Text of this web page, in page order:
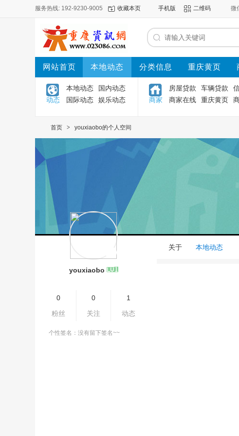
服务热线: 192-9230-9005 收藏本页 手机版 二维码 微
网站首页 本地动态 分类信息 重庆黄页
动态
本地动态
国内动态
国际动态
娱乐动态 商家
房屋贷款 车辆贷款
商家在线
重庆黄页
首页 > youxiaobo的个人空间
youxiaobo
0
粉丝
0
关注
1
动态
个性签名：没有留下签名~~
关于 本地动态